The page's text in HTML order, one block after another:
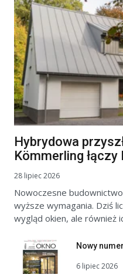
Hybrydowa
Kömmerling łączy
28 lipiec 2026
Nowoczesne
wyższe wymagania. Dziś
wygląd okien, ale również
Nowy
6 lipiec 2026